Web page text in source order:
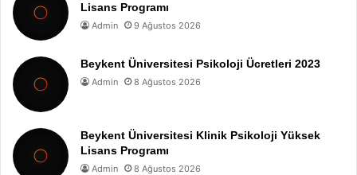
Lisans Programı
Admin 9 Ağustos 2026
Beykent Üniversitesi Psikoloji Ücretleri 2023
Admin 8 Ağustos 2026
Beykent Üniversitesi Klinik Psikoloji Yüksek
Lisans Programı
Admin 8 Ağustos 2026